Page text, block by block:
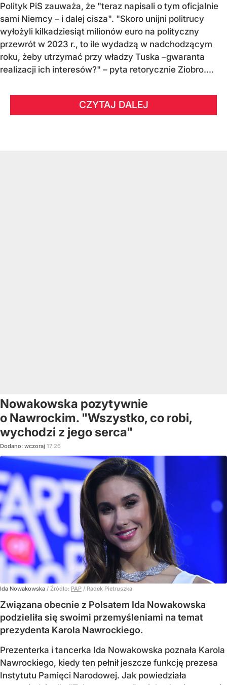
Polityk PiS zauważa, że "teraz napisali o tym oficjalnie
sami Niemcy – i dalej cisza". "Skoro unijni politrucy
wyłożyli kilkadziesiąt milionów euro na polityczny
przewrót w 2023 r., to ile wydadzą w nadchodzącym
roku, żeby utrzymać przy władzy Tuska –gwaranta
realizacji ich interesów?" – pyta retorycznie Ziobro....
CZYTAJ DALEJ
Nowakowska pozytywnie
o Nawrockim. "Wszystko, co robi,
wychodzi z jego serca"
Dodano: wczoraj 17:26
Ida Nowakowska / Źródło: PAP / Radek Pietruszka
Związana obecnie z Polsatem Ida Nowakowska
podzieliła się swoimi przemyśleniami na temat
prezydenta Karola Nawrockiego.
Prezenterka i tancerka Ida Nowakowska poznała Karola
Nawrockiego, kiedy ten pełnił jeszcze funkcję prezesa
Instytutu Pamięci Narodowej. Jak powiedziała